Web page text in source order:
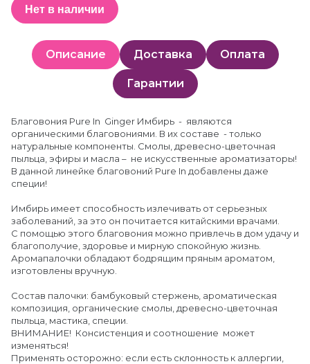
Нет в наличии
Описание Доставка Оплата
Гарантии
Благовония Pure In Ginger Имбирь - являются
органическими благовониями. В их составе - только
натуральные компоненты. Смолы, древесно-цветочная
пыльца, эфиры и масла – не искусственные ароматизаторы!
В данной линейке благовоний Pure In добавлены даже
специи!
Имбирь имеет способность излечивать от серьезных
заболеваний, за это он почитается китайскими врачами.
С помощью этого благовония можно привлечь в дом удачу и
благополучие, здоровье и мирную спокойную жизнь.
Аромапалочки обладают бодрящим пряным ароматом,
изготовлены вручную.
Состав палочки: бамбуковый стержень, ароматическая
композиция, органические смолы, древесно-цветочная
пыльца, мастика, специи.
ВНИМАНИЕ! Консистенция и соотношение может
изменяться!
Применять осторожно: если есть склонность к аллергии,